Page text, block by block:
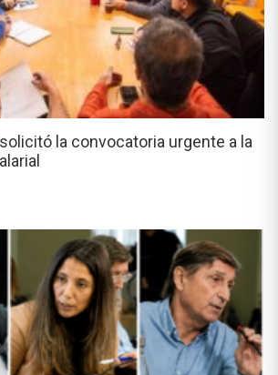
la convocatoria urgente a la